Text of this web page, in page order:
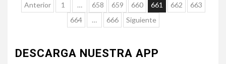
Anterior 1 … 658 659 660 661 662
663
664
… 666 Siguiente
DESCARGA NUESTRA APP